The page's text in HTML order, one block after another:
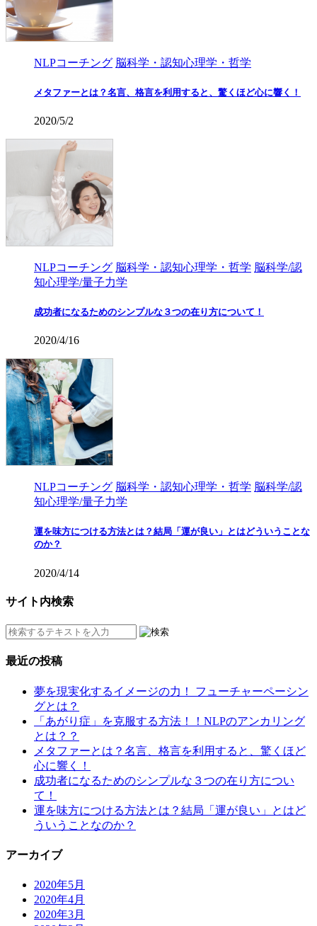
NLPコーチング 脳科学・認知心理学・哲学
メタファーとは？名言、格言を利用すると、驚くほど心に響く！
2020/5/2
NLPコーチング 脳科学・認知心理学・哲学 脳科学/認
知心理学/量子力学
成功者になるためのシンプルな３つの在り方について！
2020/4/16
NLPコーチング 脳科学・認知心理学・哲学 脳科学/認
知心理学/量子力学
運を味方につける方法とは？結局「運が良い」とはどういうことな
のか？
2020/4/14
サイト内検索
最近の投稿
夢を現実化するイメージの力！ フューチャーペーシン
グとは？
「あがり症」を克服する方法！！NLPのアンカリング
とは？？
メタファーとは？名言、格言を利用すると、驚くほど
心に響く！
成功者になるためのシンプルな３つの在り方につい
て！
運を味方につける方法とは？結局「運が良い」とはど
ういうことなのか？
アーカイブ
2020年5月
2020年4月
2020年3月